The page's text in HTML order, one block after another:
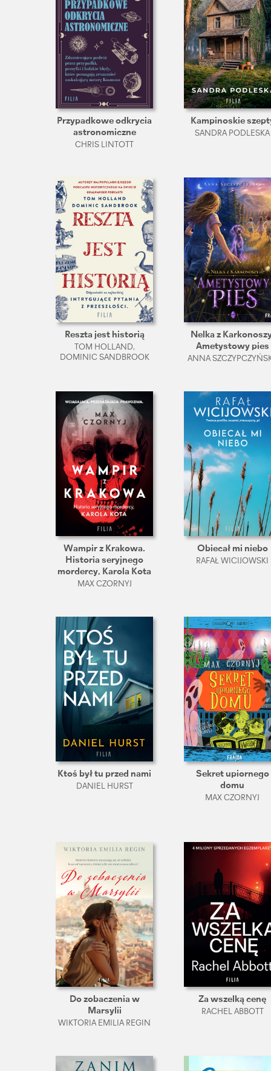
Przypadkowe odkrycia
astronomiczne
CHRIS LINTOTT
Kampinoskie
SANDRA PODLESKA
Reszta jest historią
TOM HOLLAND,
DOMINIC SANDBROOK
Nelka z
Ametystowy pies
ANNA
Wampir z Krakowa.
Historia seryjnego
mordercy, Karola Kota
MAX CZORNYJ
Obiecał mi niebo
RAFAŁ WICIJOWSKI
Ktoś był tu przed nami
DANIEL HURST
Sekret upiornego
domu
MAX CZORNYJ
Do zobaczenia w
Marsylii
WIKTORIA EMILIA REGIN
Za wszelką cenę
RACHEL ABBOTT